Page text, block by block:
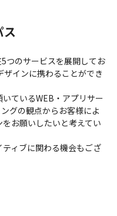
ス
つのサービスを展開してお
ザインに携わることができ
ているWEB・アプリサー
グの観点からお客様によ
お願いしたいと考えてい
ィブに関わる機会もござ